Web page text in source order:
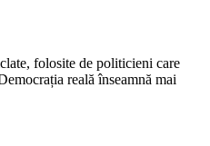
folosite de politicieni care
reală înseamnă mai